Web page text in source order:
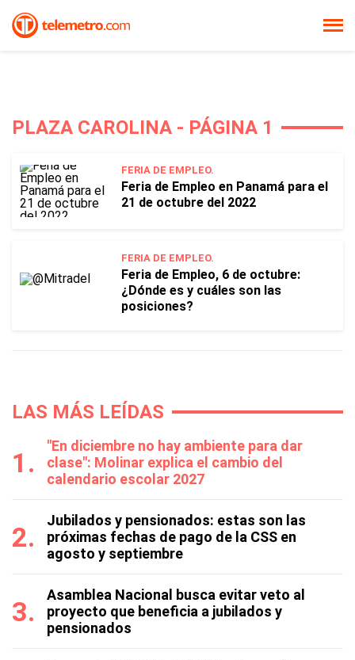
PLAZA CAROLINA - PÁGINA 1
FERIA DE EMPLEO.
Feria de Empleo en Panamá para el
21 de octubre del 2022
FERIA DE EMPLEO.
Feria de Empleo, 6 de octubre:
¿Dónde es y cuáles son las
posiciones?
LAS MÁS LEÍDAS
"En diciembre no hay ambiente para dar
clase": Molinar explica el cambio del
calendario escolar 2027
Jubilados y pensionados: estas son las
próximas fechas de pago de la CSS en
agosto y septiembre
Asamblea Nacional busca evitar veto al
proyecto que beneficia a jubilados y
pensionados